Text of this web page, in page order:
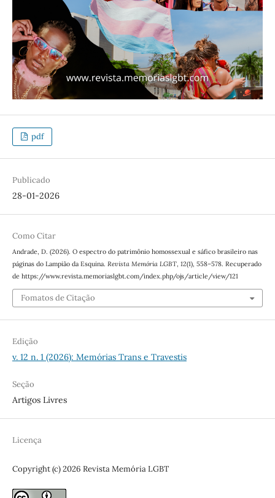
pdf
Publicado
28-01-2026
Como Citar
Andrade, D. (2026). O espectro do patrimônio homossexual e sáfico brasileiro nas
páginas do Lampião da Esquina. Revista Memória LGBT, 12(1), 558–578. Recuperado
de https://www.revista.memoriaslgbt.com/index.php/ojs/article/view/121
Fomatos de Citação
Edição
v. 12 n. 1 (2026): Memórias Trans e Travestis
Seção
Artigos Livres
Licença
Copyright (c) 2026 Revista Memória LGBT